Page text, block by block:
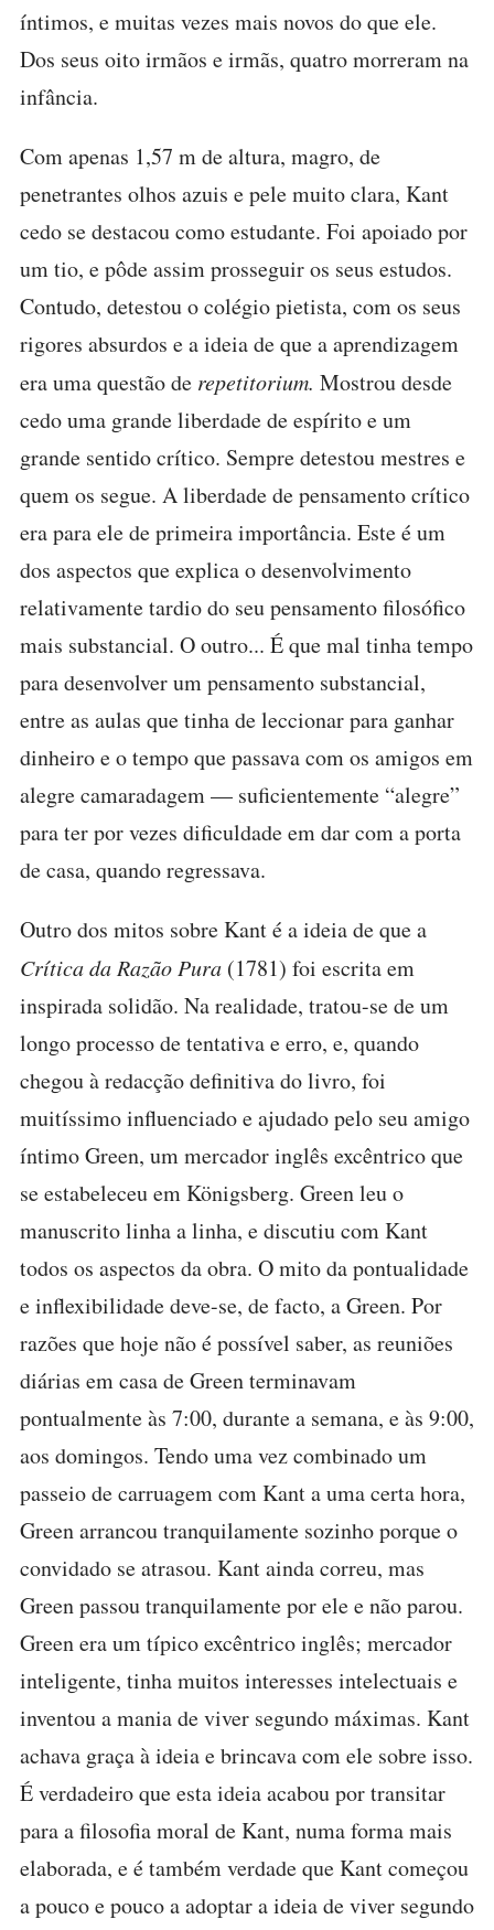
íntimos, e muitas vezes mais novos do que ele.
Dos seus oito irmãos e irmãs, quatro morreram na
infância.
Com apenas 1,57 m de altura, magro, de
penetrantes olhos azuis e pele muito clara, Kant
cedo se destacou como estudante. Foi apoiado por
um tio, e pôde assim prosseguir os seus estudos.
Contudo, detestou o colégio pietista, com os seus
rigores absurdos e a ideia de que a aprendizagem
era uma questão de repetitorium. Mostrou desde
cedo uma grande liberdade de espírito e um
grande sentido crítico. Sempre detestou mestres e
quem os segue. A liberdade de pensamento crítico
era para ele de primeira importância. Este é um
dos aspectos que explica o desenvolvimento
relativamente tardio do seu pensamento filosófico
mais substancial. O outro... É que mal tinha tempo
para desenvolver um pensamento substancial,
entre as aulas que tinha de leccionar para ganhar
dinheiro e o tempo que passava com os amigos em
alegre camaradagem — suficientemente “alegre”
para ter por vezes dificuldade em dar com a porta
de casa, quando regressava.
Outro dos mitos sobre Kant é a ideia de que a
Crítica da Razão Pura (1781) foi escrita em
inspirada solidão. Na realidade, tratou-se de um
longo processo de tentativa e erro, e, quando
chegou à redacção definitiva do livro, foi
muitíssimo influenciado e ajudado pelo seu amigo
íntimo Green, um mercador inglês excêntrico que
se estabeleceu em Königsberg. Green leu o
manuscrito linha a linha, e discutiu com Kant
todos os aspectos da obra. O mito da pontualidade
e inflexibilidade deve-se, de facto, a Green. Por
razões que hoje não é possível saber, as reuniões
diárias em casa de Green terminavam
pontualmente às 7:00, durante a semana, e às 9:00,
aos domingos. Tendo uma vez combinado um
passeio de carruagem com Kant a uma certa hora,
Green arrancou tranquilamente sozinho porque o
convidado se atrasou. Kant ainda correu, mas
Green passou tranquilamente por ele e não parou.
Green era um típico excêntrico inglês; mercador
inteligente, tinha muitos interesses intelectuais e
inventou a mania de viver segundo máximas. Kant
achava graça à ideia e brincava com ele sobre isso.
É verdadeiro que esta ideia acabou por transitar
para a filosofia moral de Kant, numa forma mais
elaborada, e é também verdade que Kant começou
a pouco e pouco a adoptar a ideia de viver segundo